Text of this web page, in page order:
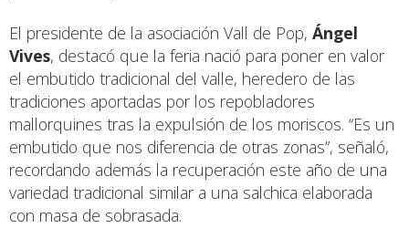
El presidente de la asociación Vall de Pop, Ángel
Vives, destacó que la feria nació para poner en valor
el embutido tradicional del valle, heredero de las
tradiciones aportadas por los repobladores
mallorquines tras la expulsión de los moriscos. “Es un
embutido que nos diferencia de otras zonas”, señaló,
recordando además la recuperación este año de una
variedad tradicional similar a una salchica elaborada
con masa de sobrasada.